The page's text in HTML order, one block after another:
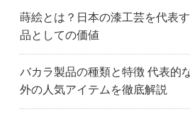
蒔絵とは？日本の漆工芸を代表
品としての価値
バカラ製品の種類と特徴 代表的
外の人気アイテムを徹底解説